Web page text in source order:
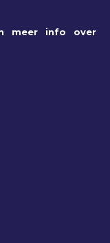
meer info over